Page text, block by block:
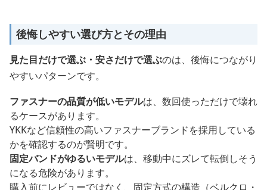
後悔しやすい選び方とその理由
見た目だけで選ぶ・安さだけで選ぶのは、後悔につながり
やすいパターンです。
ファスナーの品質が低いモデルは、数回使っただけで壊れ
るケースがあります。
YKKなど信頼性の高いファスナーブランドを採用している
かを確認するのが賢明です。
固定バンドがゆるいモデルは、移動中にズレて転倒しそう
になる危険があります。
購入前にレビューではなく、固定方式の構造（ベルクロ・